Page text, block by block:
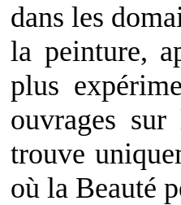
dans les
la peinture,
plus
ouvrages
trouve
où la Beauté